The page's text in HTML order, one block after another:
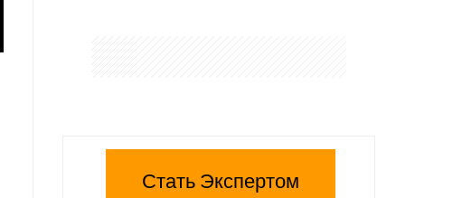
Стать Экспертом